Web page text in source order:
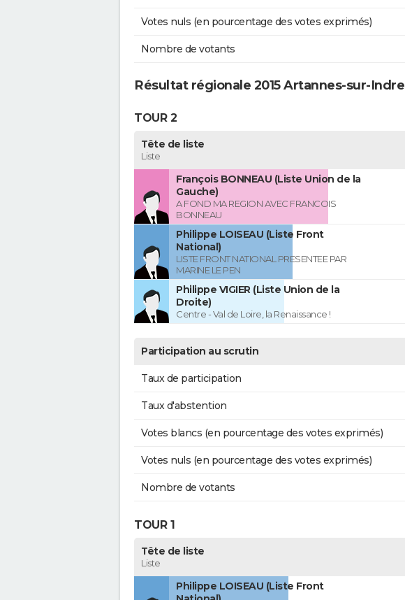
Votes nuls (en pourcentage des votes exprimés)
Nombre de votants
Résultat régionale 2015 Artannes-sur-Indre
TOUR 2
Tête de liste
Liste
François BONNEAU (Liste Union de la
Gauche)
A FOND MA REGION AVEC FRANCOIS
BONNEAU
Philippe LOISEAU (Liste Front
National)
LISTE FRONT NATIONAL PRESENTEE PAR
MARINE LE PEN
Philippe VIGIER (Liste Union de la
Droite)
Centre - Val de Loire, la Renaissance !
Participation au scrutin
Taux de participation
Taux d'abstention
Votes blancs (en pourcentage des votes exprimés)
Votes nuls (en pourcentage des votes exprimés)
Nombre de votants
TOUR 1
Tête de liste
Liste
Philippe LOISEAU (Liste Front